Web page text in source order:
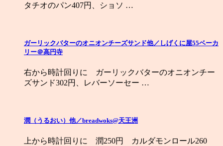
タチオのパン407円、ショソ …
ガーリックバターのオニオンチーズサンド他／しげくに屋55ベーカ
リー＠高円寺
右から時計回りに ガーリックバターのオニオンチー
ズサンド302円、レバーソーセー …
潤（うるおい）他／breadwoks@天王洲
上から時計回りに 潤250円 カルダモンロール260